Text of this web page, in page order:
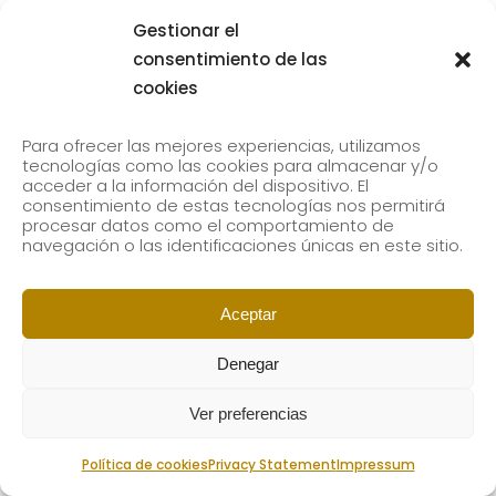
Gestionar el
consentimiento de las
cookies
Para ofrecer las mejores experiencias, utilizamos
tecnologías como las cookies para almacenar y/o
acceder a la información del dispositivo. El
consentimiento de estas tecnologías nos permitirá
procesar datos como el comportamiento de
navegación o las identificaciones únicas en este sitio.
Aceptar
Denegar
Ver preferencias
Política de cookiesPrivacy StatementImpressum